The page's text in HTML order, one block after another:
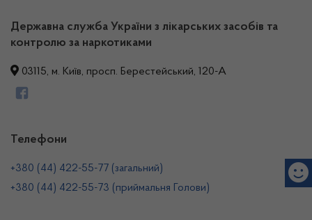
Державна служба України з лікарських засобів та
контролю за наркотиками
03115, м. Київ, просп. Берестейський, 120-А
Телефони
+380 (44) 422-55-77 (загальний)
+380 (44) 422-55-73 (приймальня Голови)